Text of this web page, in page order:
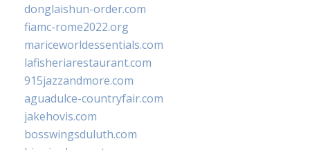
donglaishun-order.com
fiamc-rome2022.org
mariceworldessentials.com
lafisheriarestaurant.com
915jazzandmore.com
aguadulce-countryfair.com
jakehovis.com
bosswingsduluth.com